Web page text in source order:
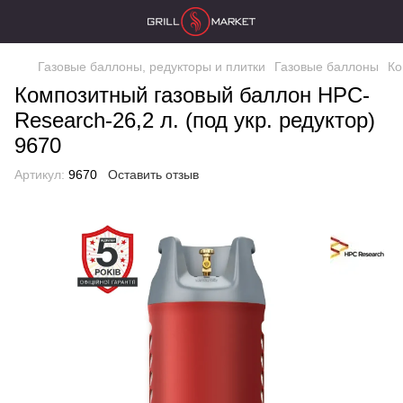
Газовые баллоны, редукторы и плитки Газовые баллоны
Композитный газовый баллон HPC-
Research-26,2 л. (под укр. редуктор)
9670
Артикул: 9670 Оставить отзыв